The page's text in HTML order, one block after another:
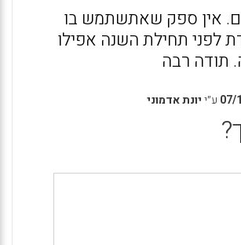
אין ספק שאתשתמש בו
לפני תחילת השנה אפילו
תודה רבה
07/ ע״ייונת אדמוני